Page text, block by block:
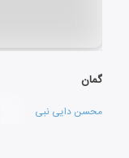
گمان
محسن دایی نبی